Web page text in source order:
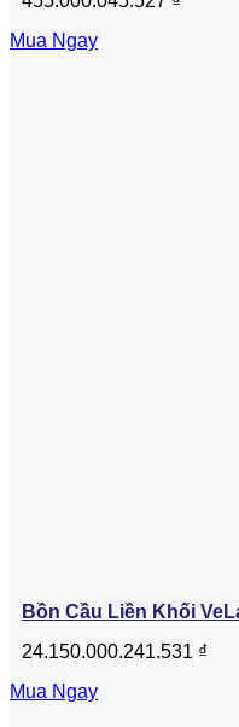
Mua Ngay
Bồn Cầu Liền Khối
24.150.000.241.531 ₫
Mua Ngay